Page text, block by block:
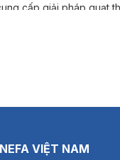
cấp giải pháp quạt
biệt thự Quạt […]
VIỆT NAM